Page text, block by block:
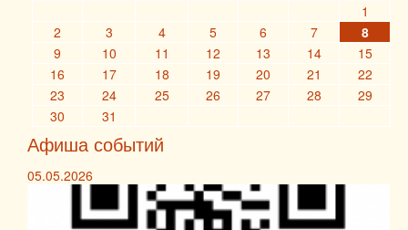
1
2
3 4 5 6 7
8
9
10 11 12 13 14
15
16
17 18 19 20 21
22
23
24 25 26 27 28
29
30
31
Афиша событий
05.05.2026